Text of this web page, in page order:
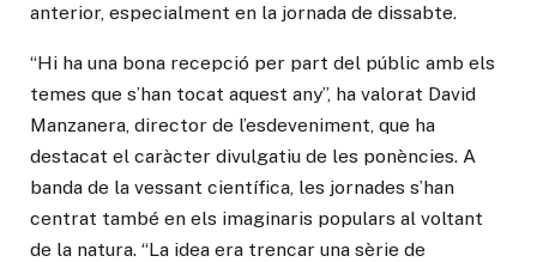
anterior, especialment en la jornada de dissabte.
“Hi ha una bona recepció per part del públic amb els
temes que s’han tocat aquest any”, ha valorat David
Manzanera, director de l’esdeveniment, que ha
destacat el caràcter divulgatiu de les ponències. A
banda de la vessant científica, les jornades s’han
centrat també en els imaginaris populars al voltant
de la natura. “La idea era trencar una sèrie de